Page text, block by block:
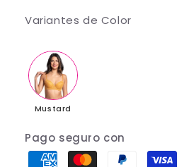
Variantes de Color
Mustard
Pago seguro con